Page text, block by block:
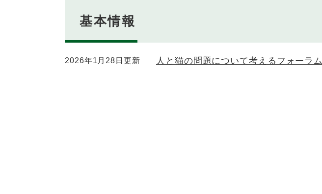
基本情報
2026年1月28日更新 人と猫の問題について考えるフォーラム